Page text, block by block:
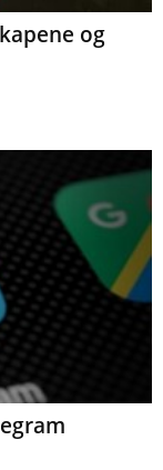
og